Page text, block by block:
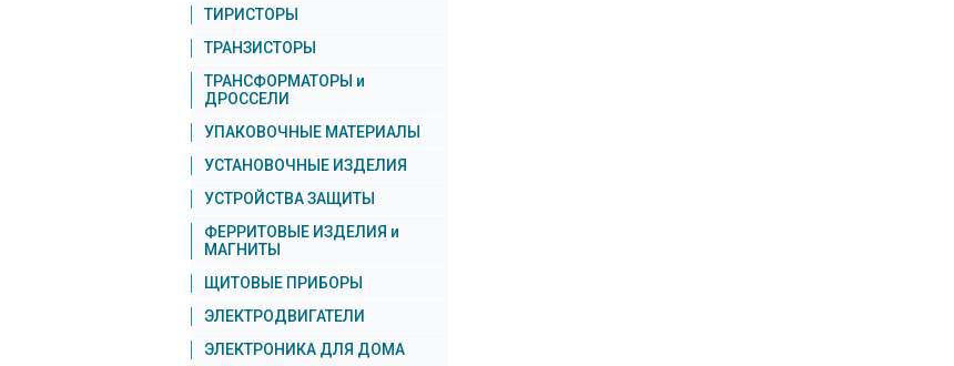
ТИРИСТОРЫ
ТРАНЗИСТОРЫ
ТРАНСФОРМАТОРЫ и
ДРОССЕЛИ
УПАКОВОЧНЫЕ МАТЕРИАЛЫ
УСТАНОВОЧНЫЕ ИЗДЕЛИЯ
УСТРОЙСТВА ЗАЩИТЫ
ФЕРРИТОВЫЕ ИЗДЕЛИЯ и
МАГНИТЫ
ЩИТОВЫЕ ПРИБОРЫ
ЭЛЕКТРОДВИГАТЕЛИ
ЭЛЕКТРОНИКА ДЛЯ ДОМА